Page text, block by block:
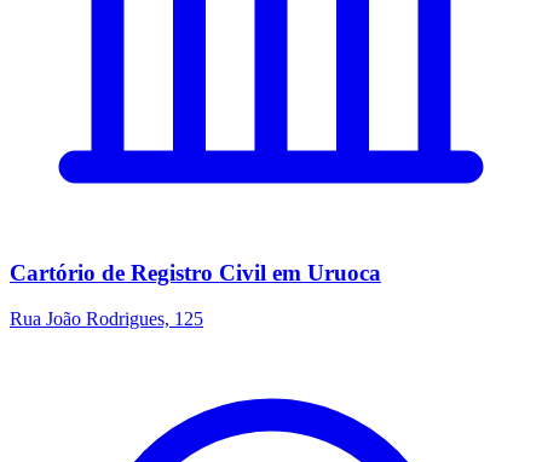
Cartório de Registro Civil em Uruoca
Rua João Rodrigues, 125